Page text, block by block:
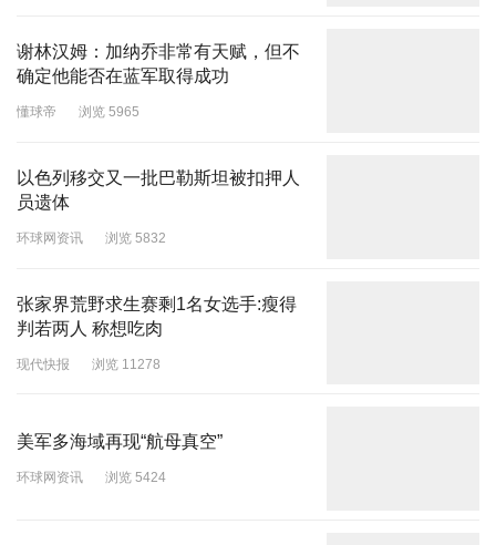
谢林汉姆：加纳乔非常有天赋，但不
确定他能否在蓝军取得成功
懂球帝 浏览 5965
以色列移交又一批巴勒斯坦被扣押人
员遗体
环球网资讯 浏览 5832
张家界荒野求生赛剩1名女选手:瘦得
判若两人 称想吃肉
现代快报 浏览 11278
美军多海域再现“航母真空”
环球网资讯 浏览 5424